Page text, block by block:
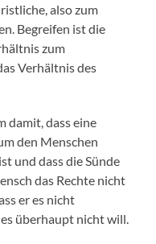
also zum
Begreifen ist die
zum
Verhältnis des
damit, dass eine
den Menschen
und dass die Sünde
das Rechte nicht
er es nicht
es überhaupt nicht will.